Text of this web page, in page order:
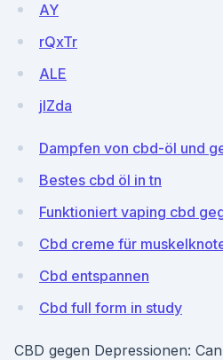
AY
rQxTr
ALE
jlZda
Dampfen von cbd-öl und
Bestes cbd öl in tn
Funktioniert vaping cbd
Cbd creme für
Cbd entspannen
Cbd full form in study
CBD gegen Depressionen: